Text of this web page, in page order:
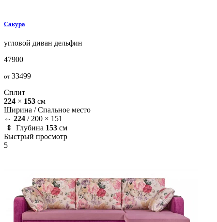
Сакура
угловой диван дельфин
47900
от 33499
Сплит
224 × 153 см
Ширина /Спальное место
⇔ 224 / 200 × 151
⇕ Глубина 153 см
Быстрый просмотр
5